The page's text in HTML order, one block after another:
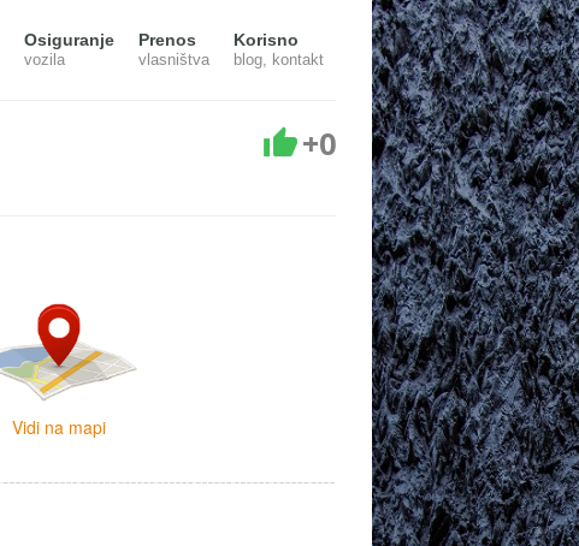
Osiguranje
vozila
Prenos
vlasništva
Korisno
blog, kontakt
+0
Vidi na mapi